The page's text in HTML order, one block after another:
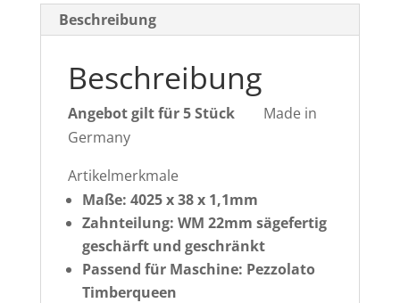
Menge
Beschreibung
Beschreibung
Angebot gilt für 5 StückMade in
Germany
Artikelmerkmale
Maße: 4025 x 38 x 1,1mm
Zahnteilung: WM 22mm sägefertig
geschärft und geschränkt
Passend für Maschine: Pezzolato
Timberqueen